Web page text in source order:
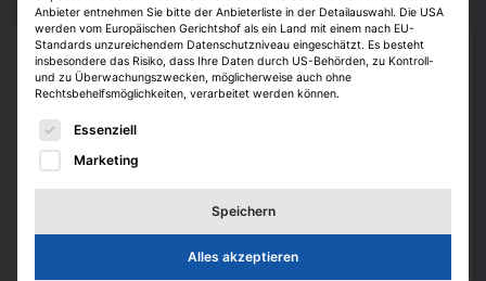
Köpfe
Strategis ernennt Roland D. Schleider zum
Head of Business Development
Das Beratungsunternehmen Strategis gewinnt Roland D. Schleider als
Head of Business Development. Er war zuletzt als Interimmanager und
Unternehmensberater tätig.
Janina Stadel, erstellt mit IZ KI 6. August 2026
Anbieter entnehmen Sie bitte der Anbieterliste in der Detailauswahl. Die USA
werden vom Europäischen Gerichtshof als ein Land mit einem nach EU-
Standards unzureichendem Datenschutzniveau eingeschätzt. Es besteht
insbesondere das Risiko, dass Ihre Daten durch US-Behörden, zu Kontroll-
und zu Überwachungszwecken, möglicherweise auch ohne
Rechtsbehelfsmöglichkeiten, verarbeitet werden können.
Es folgt eine Liste der Service-Gruppen, für die eine
Essenziell
Marketing
Speichern
Alles akzeptieren